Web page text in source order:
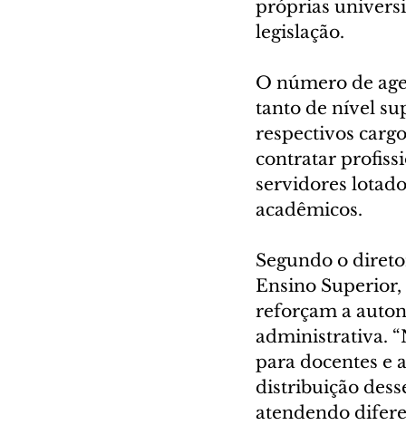
próprias
legislação.
O número de
tanto de nível
respectivos
contratar
servidores
acadêmicos.
Segundo o
Ensino
reforçam a
administrativa.
para docentes e
distribuição
atendendo